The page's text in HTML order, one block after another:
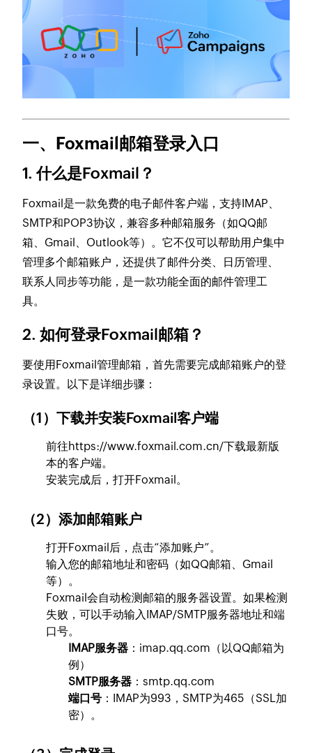
一、Foxmail邮箱登录入口
1. 什么是Foxmail？
Foxmail是一款免费的电子邮件客户端，支持IMAP、
SMTP和POP3协议，兼容多种邮箱服务（如QQ邮
箱、Gmail、Outlook等）。它不仅可以帮助用户集中
管理多个邮箱账户，还提供了邮件分类、日历管理、
联系人同步等功能，是一款功能全面的邮件管理工
具。
2. 如何登录Foxmail邮箱？
要使用Foxmail管理邮箱，首先需要完成邮箱账户的登
录设置。以下是详细步骤：
（1）下载并安装Foxmail客户端
前往https://www.foxmail.com.cn/下载最新版
本的客户端。
安装完成后，打开Foxmail。
（2）添加邮箱账户
打开Foxmail后，点击“添加账户”。
输入您的邮箱地址和密码（如QQ邮箱、Gmail
等）。
Foxmail会自动检测邮箱的服务器设置。如果检测
失败，可以手动输入IMAP/SMTP服务器地址和端
口号。
IMAP服务器 ：imap.qq.com（以QQ邮箱为
例）
SMTP服务器 ：smtp.qq.com
端口号 ：IMAP为993，SMTP为465（SSL加
密）。